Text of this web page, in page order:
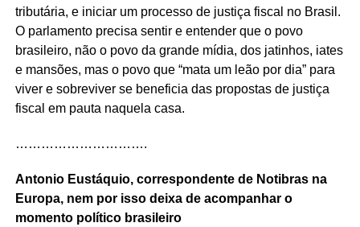
tributária, e iniciar um processo de justiça fiscal no Brasil.
O parlamento precisa sentir e entender que o povo
brasileiro, não o povo da grande mídia, dos jatinhos, iates
e mansões, mas o povo que “mata um leão por dia” para
viver e sobreviver se beneficia das propostas de justiça
fiscal em pauta naquela casa.
………………………….
Antonio Eustáquio, correspondente de Notibras na
Europa, nem por isso deixa de acompanhar o
momento político brasileiro